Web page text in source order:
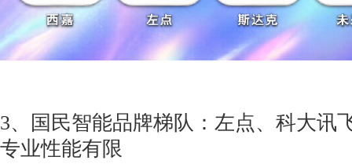
3、国民智能品牌梯队：左点、科大讯
专业性能有限